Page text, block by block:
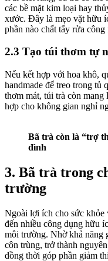
các bề mặt kim loại hay
xước. Đây là mẹo vặt hữu
phần nào chất tẩy rửa công
2.3 Tạo túi thơm tự
Nếu kết hợp với hoa khô,
handmade để treo trong tủ
thơm mát, túi trà còn mang
hợp cho không gian nghỉ
Bã trà còn là “trợ
đình
3. Bã trà trong
trường
Ngoài lợi ích cho sức khỏe
đến nhiều công dụng hữu
môi trường. Nhờ khả năng
côn trùng, trở thành
đồng thời góp phần giảm